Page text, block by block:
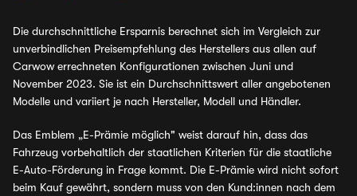
Die durchschnittliche Ersparnis berechnet sich im Vergleich zur
unverbindlichen Preisempfehlung des Herstellers aus allen auf
Carwow errechneten Konfigurationen zwischen Juni und
November 2023. Sie ist ein Durchschnittswert aller angebotenen
Modelle und variiert je nach Hersteller, Modell und Händler.
Das Emblem „E-Prämie möglich" weist darauf hin, dass das
Fahrzeug vorbehaltlich der staatlichen Kriterien für die staatliche
E-Auto-Förderung in Frage kommt. Die E-Prämie wird nicht sofort
beim Kauf gewährt, sondern muss von den Kund:innen nach dem